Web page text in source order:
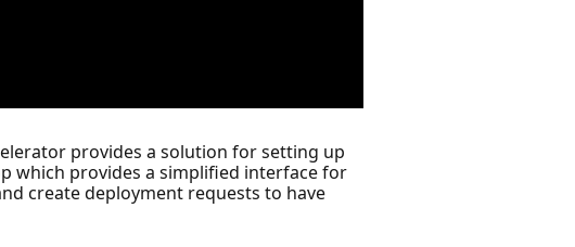
provides a solution for setting up
which provides a simplified interface for
create deployment requests to have